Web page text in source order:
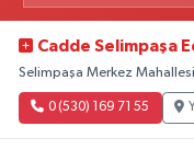
Cadde Selimpaşa
Selimpaşa Merkez
0 (530) 169 71 55